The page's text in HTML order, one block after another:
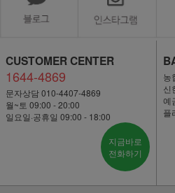
CUSTOMER CENTER
1644-4869
문자상담 010-4407-4869
월~토 09:00 - 20:00
일요일·공휴일 09:00 - 18:00
지금바로
전화하기
농
신
예
플